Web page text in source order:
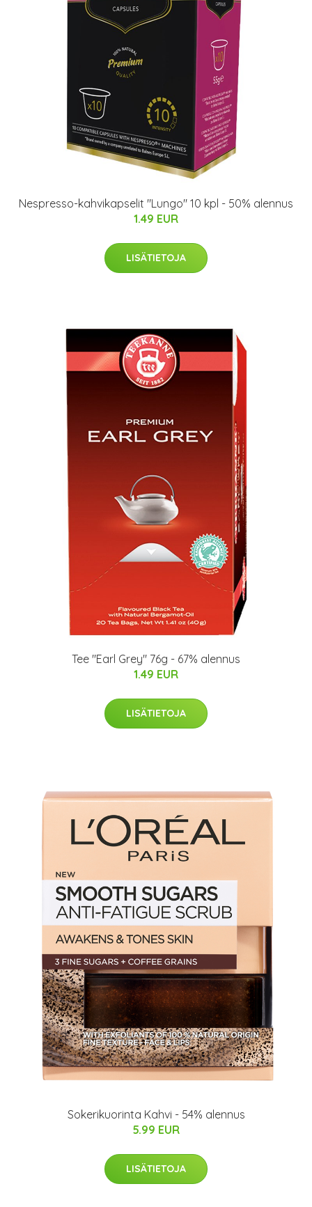
Nespresso-kahvikapselit "Lungo" 10 kpl - 50% alennus
1.49 EUR
LISÄTIETOJA
Tee "Earl Grey" 76g - 67% alennus
1.49 EUR
LISÄTIETOJA
Sokerikuorinta Kahvi - 54% alennus
5.99 EUR
LISÄTIETOJA